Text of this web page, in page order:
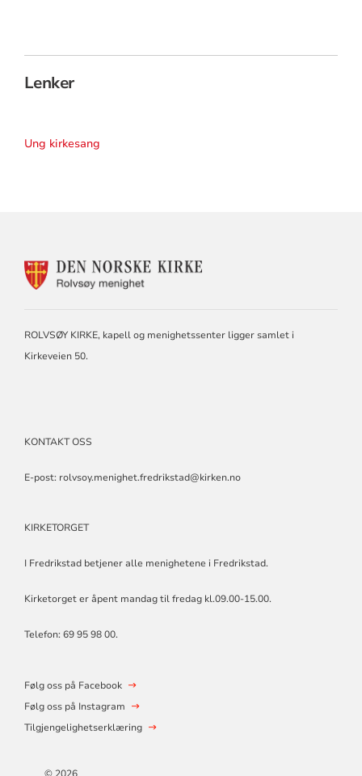
Lenker
Ung kirkesang
KONTAKTINFORMASJON
ROLVSØY KIRKE, kapell og menighetssenter ligger samlet i
Kirkeveien 50.
KONTAKT OSS
E-post: rolvsoy.menighet.fredrikstad@kirken.no
KIRKETORGET
I Fredrikstad betjener alle menighetene i Fredrikstad.
Kirketorget er åpent mandag til fredag kl.09.00-15.00.
Telefon: 69 95 98 00.
Følg oss på Facebook
Følg oss på Instagram
Tilgjengelighetserklæring